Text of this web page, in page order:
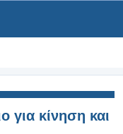
για κίνηση και